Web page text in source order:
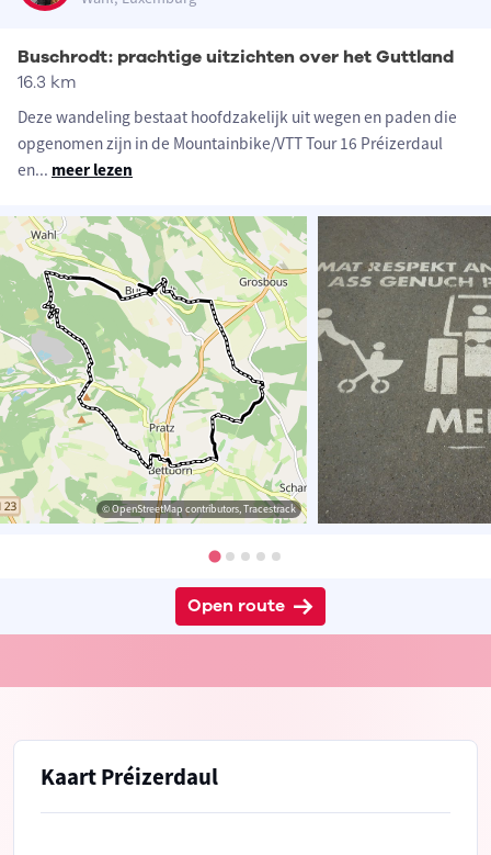
Buschrodt: prachtige uitzichten over het Guttland
16.3 km
Deze wandeling bestaat hoofdzakelijk uit wegen en paden die
opgenomen zijn in de Mountainbike/VTT Tour 16 Préizerdaul
en... meer lezen
© OpenStreetMap contributors, Tracestrack
Open route
Kaart Préizerdaul